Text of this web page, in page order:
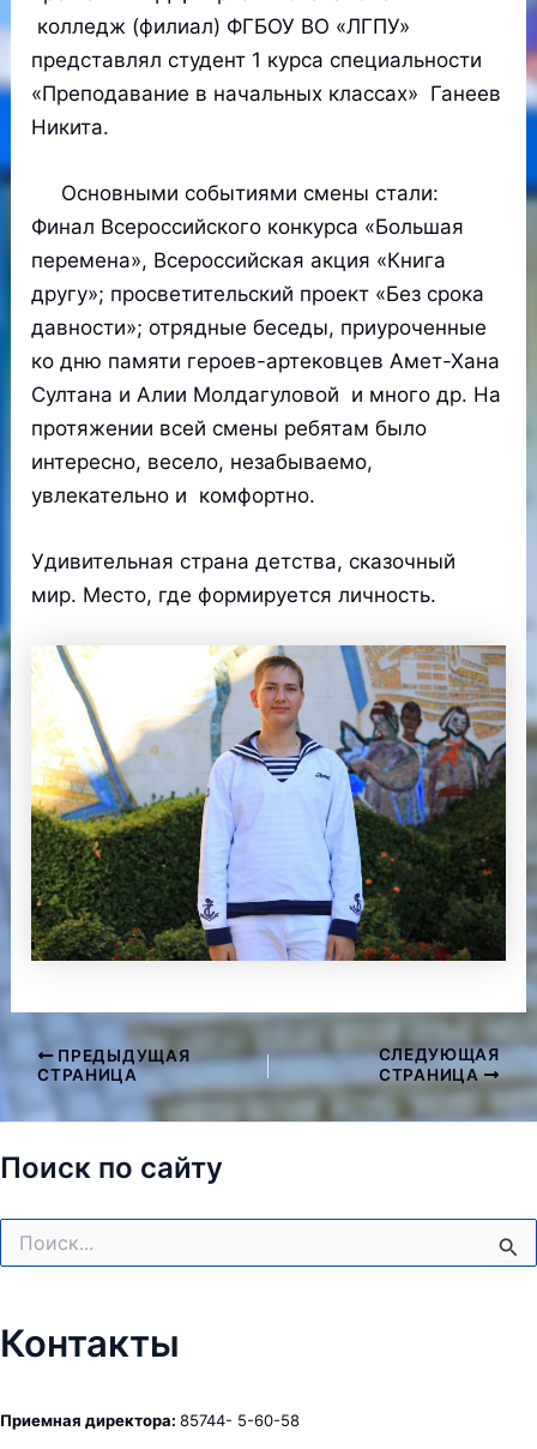
колледж (филиал) ФГБОУ ВО «ЛГПУ»
представлял студент 1 курса специальности
«Преподавание в начальных классах» Ганеев
Никита.
Основными событиями смены стали:
Финал Всероссийского конкурса «Большая
перемена», Всероссийская акция «Книга
другу»; просветительский проект «Без срока
давности»; отрядные беседы, приуроченные
ко дню памяти героев-артековцев Амет-Хана
Султана и Алии Молдагуловой и много др. На
протяжении всей смены ребятам было
интересно, весело, незабываемо,
увлекательно и комфортно.
Удивительная страна детства, сказочный
мир. Место, где формируется личность.
Навигация
записям
ПРЕДЫДУЩАЯ
СТРАНИЦА
СЛЕДУЮЩАЯ
СТРАНИЦА
Поиск по сайту
Контакты
Приемная директора: 85744- 5-60-58